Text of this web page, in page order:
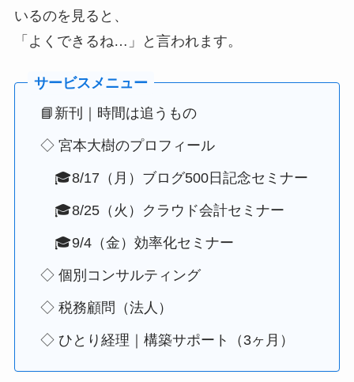
いるのを見ると、
「よくできるね…」と言われます。
📘新刊｜時間は追うもの
◇ 宮本大樹のプロフィール
🎓8/17（月）ブログ500日記念セミナー
🎓8/25（火）クラウド会計セミナー
🎓9/4（金）効率化セミナー
◇ 個別コンサルティング
◇ 税務顧問（法人）
◇ ひとり経理｜構築サポート（3ヶ月）